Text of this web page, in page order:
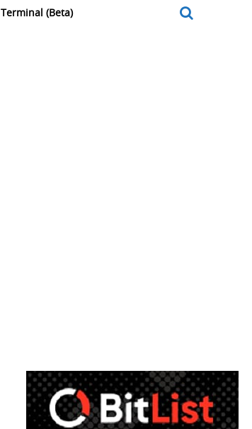
Terminal (Beta)